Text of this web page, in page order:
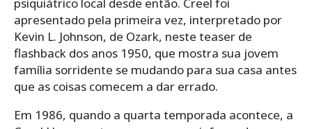
psiquiátrico local desde então. Creel foi
apresentado pela primeira vez, interpretado por
Kevin L. Johnson, de Ozark, neste teaser de
flashback dos anos 1950, que mostra sua jovem
família sorridente se mudando para sua casa antes
que as coisas comecem a dar errado.
Em 1986, quando a quarta temporada acontece, a